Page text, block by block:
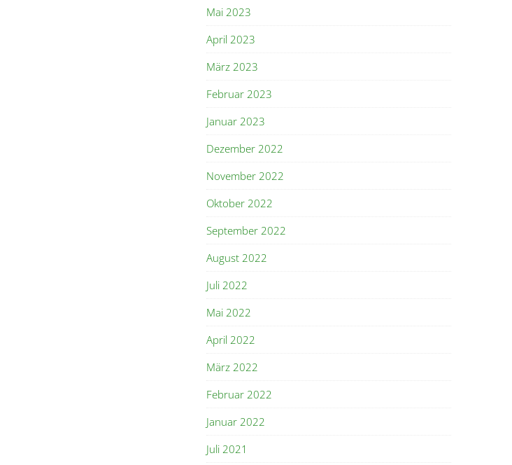
Mai 2023
April 2023
März 2023
Februar 2023
Januar 2023
Dezember 2022
November 2022
Oktober 2022
September 2022
August 2022
Juli 2022
Mai 2022
April 2022
März 2022
Februar 2022
Januar 2022
Juli 2021